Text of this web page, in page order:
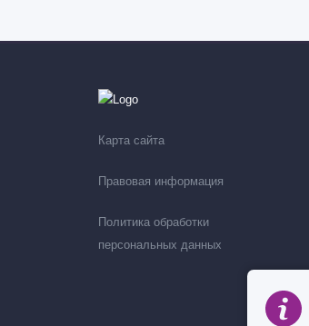
Карта сайта
Правовая информация
Политика обработки
персональных данных